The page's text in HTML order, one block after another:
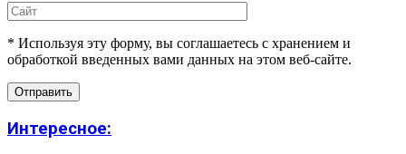
* Используя эту форму, вы соглашаетесь с хранением и
обработкой введенных вами данных на этом веб-сайте.
Интересное: